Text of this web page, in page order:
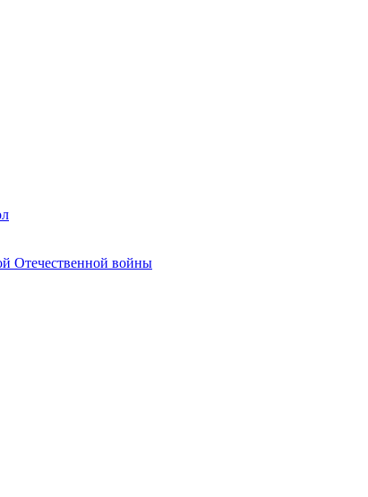
Отечественной войны